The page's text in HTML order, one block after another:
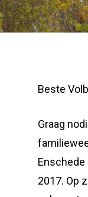
Beste
Graag
Enschede
2017. Op